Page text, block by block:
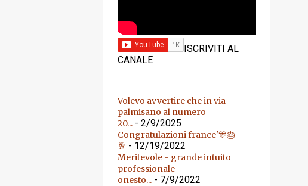
ISCRIVITI AL
CANALE
Volevo avvertire che in via
palmisano al numero
20...- 2/9/2025
Congratulazioni france'🎊🎂
🥂 - 12/19/2022
Meritevole - grande intuito
professionale -
onesto...- 7/9/2022